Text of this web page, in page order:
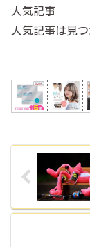
人気記事
人気記事は見